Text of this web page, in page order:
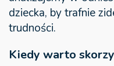
dziecka, by trafnie
trudności.
Kiedy warto